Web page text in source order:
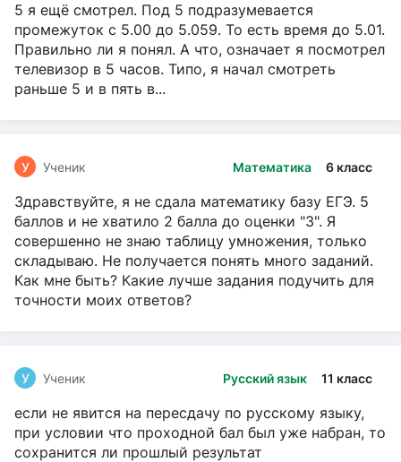
5 я ещё смотрел. Под 5 подразумевается
промежуток с 5.00 до 5.059. То есть время до 5.01.
Правильно ли я понял. А что, означает я посмотрел
телевизор в 5 часов. Типо, я начал смотреть
раньше 5 и в пять в...
Математика 6 класс
У Ученик
Здравствуйте, я не сдала математику базу ЕГЭ. 5
баллов и не хватило 2 балла до оценки "3". Я
совершенно не знаю таблицу умножения, только
складываю. Не получается понять много заданий.
Как мне быть? Какие лучше задания подучить для
точности моих ответов?
Русский язык 11 класс
У Ученик
если не явится на пересдачу по русскому языку,
при условии что проходной бал был уже набран, то
сохранится ли прошлый результат